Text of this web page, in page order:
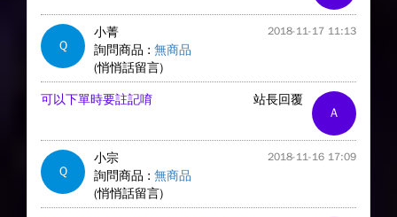
Q
小菁 2018-11-17 11:13
詢問商品 : 無商品
(悄悄話留言)
A
站長回覆
可以下單時要註記唷
Q
小宗 2018-11-16 17:09
詢問商品 : 無商品
(悄悄話留言)